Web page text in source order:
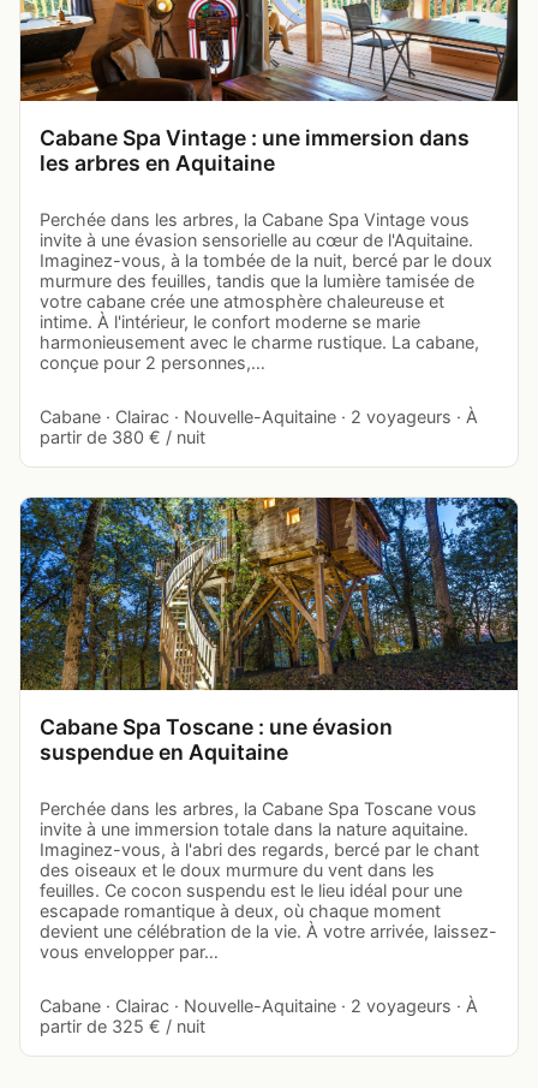
Cabane Spa Vintage : une immersion dans
les arbres en Aquitaine
Perchée dans les arbres, la Cabane Spa Vintage vous
invite à une évasion sensorielle au cœur de l'Aquitaine.
Imaginez-vous, à la tombée de la nuit, bercé par le doux
murmure des feuilles, tandis que la lumière tamisée de
votre cabane crée une atmosphère chaleureuse et
intime. À l'intérieur, le confort moderne se marie
harmonieusement avec le charme rustique. La cabane,
conçue pour 2 personnes,…
Cabane · Clairac · Nouvelle-Aquitaine · 2 voyageurs · À
partir de 380 € / nuit
Cabane Spa Toscane : une évasion
suspendue en Aquitaine
Perchée dans les arbres, la Cabane Spa Toscane vous
invite à une immersion totale dans la nature aquitaine.
Imaginez-vous, à l'abri des regards, bercé par le chant
des oiseaux et le doux murmure du vent dans les
feuilles. Ce cocon suspendu est le lieu idéal pour une
escapade romantique à deux, où chaque moment
devient une célébration de la vie. À votre arrivée, laissez-
vous envelopper par…
Cabane · Clairac · Nouvelle-Aquitaine · 2 voyageurs · À
partir de 325 € / nuit